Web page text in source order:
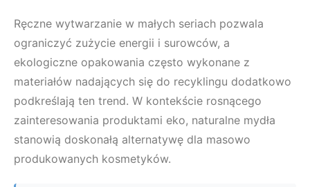
Ręczne wytwarzanie w małych seriach pozwala
ograniczyć zużycie energii i surowców, a
ekologiczne opakowania często wykonane z
materiałów nadających się do recyklingu dodatkowo
podkreślają ten trend. W kontekście rosnącego
zainteresowania produktami eko, naturalne mydła
stanowią doskonałą alternatywę dla masowo
produkowanych kosmetyków.